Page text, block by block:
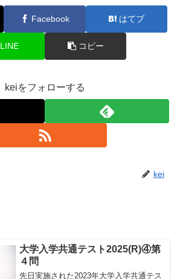
Facebook はてブ
LINE コピー
keiをフォローする
kei
大学入学共通テスト2025(R)④第
４問
先日実施された2023年大学入学共通テス